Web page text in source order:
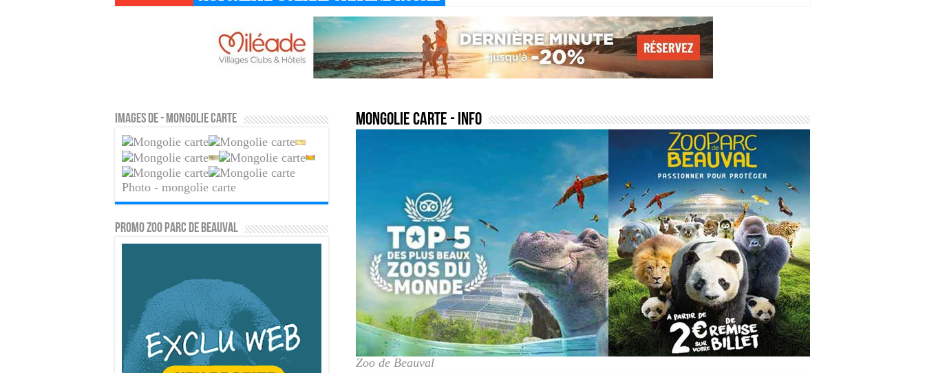
mongolie carte - Info
Zoo de Beauval
Images de - mongolie carte
Photo - mongolie carte
PROMO ZOO PARC DE BEAUVAL